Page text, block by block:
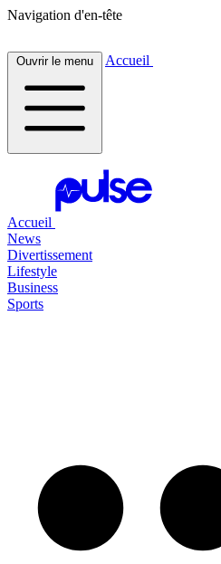
Navigation d'en-tête
Ouvrir le menu Accueil
Accueil
News
Divertissement
Lifestyle
Business
Sports